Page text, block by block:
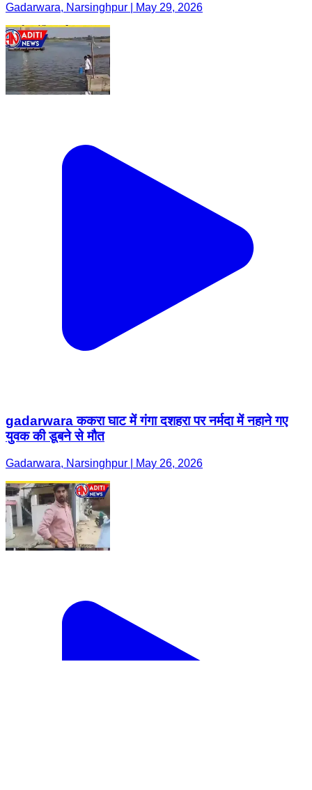
Gadarwara, Narsinghpur | May 29, 2026
gadarwara ककरा घाट में गंगा दशहरा पर नर्मदा में नहाने गए
युवक की डूबने से मौत
Gadarwara, Narsinghpur | May 26, 2026